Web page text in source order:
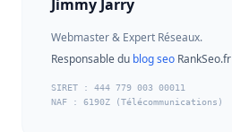
Jimmy Jarry
Webmaster & Expert Réseaux.
Responsable du blog seo RankSeo.fr
SIRET : 444 779 003 00011
NAF : 6190Z (Télécommunications)